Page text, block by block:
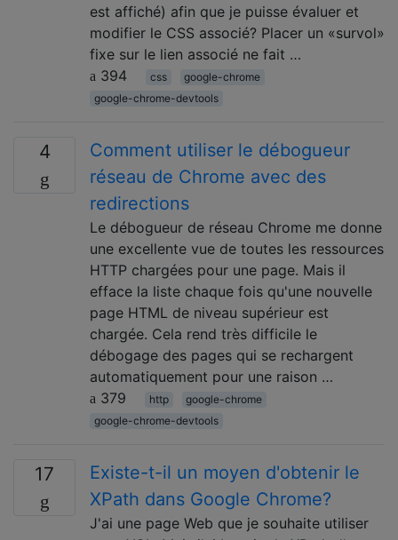
est affiché) afin que je puisse évaluer et
modifier le CSS associé? Placer un «survol»
fixe sur le lien associé ne fait …
394
css
google-chrome
google-chrome-devtools
4
Comment utiliser le débogueur
réseau de Chrome avec des
redirections
Le débogueur de réseau Chrome me donne
une excellente vue de toutes les ressources
HTTP chargées pour une page. Mais il
efface la liste chaque fois qu'une nouvelle
page HTML de niveau supérieur est
chargée. Cela rend très difficile le
débogage des pages qui se rechargent
automatiquement pour une raison …
379
http
google-chrome
google-chrome-devtools
17
Existe-t-il un moyen d'obtenir le
XPath dans Google Chrome?
J'ai une page Web que je souhaite utiliser